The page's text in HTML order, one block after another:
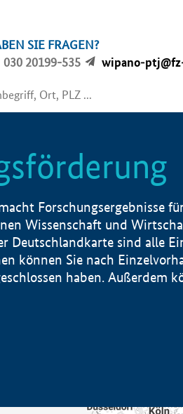
SIE FRAGEN?
030 20199-535
wipano-
Forschungsergebnisse
Wissenschaft und
Deutschlandkarte sind alle
können Sie nach
haben. Außerdem